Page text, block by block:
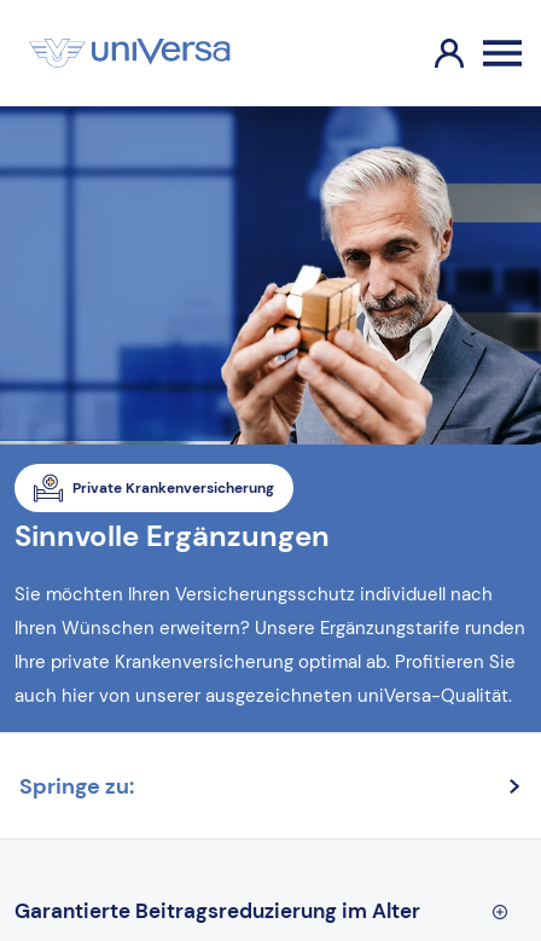
Private Krankenversicherung
Sinnvolle Ergänzungen
Sie möchten Ihren Versicherungsschutz individuell nach
Ihren Wünschen erweitern? Unsere Ergänzungstarife runden
Ihre private Krankenversicherung optimal ab. Profitieren Sie
auch hier von unserer ausgezeichneten uniVersa-Qualität.
Springe zu:
Garantierte Beitragsreduzierung im Alter